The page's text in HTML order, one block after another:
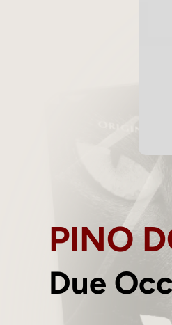
PINO
Due